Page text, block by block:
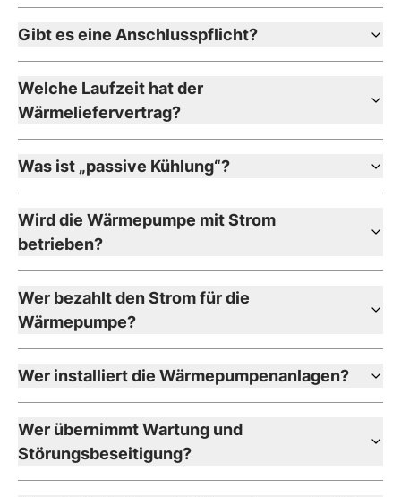
Gibt es eine Anschlusspflicht?
Welche Laufzeit hat der
Wärmeliefervertrag?
Was ist „passive Kühlung“?
Wird die Wärmepumpe mit Strom
betrieben?
Wer bezahlt den Strom für die
Wärmepumpe?
Wer installiert die Wärmepumpenanlagen?
Wer übernimmt Wartung und
Störungsbeseitigung?